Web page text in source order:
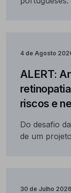
4 de Agosto
ALERT:
riscos e
Do desafio
de um
30 de Julho 2026